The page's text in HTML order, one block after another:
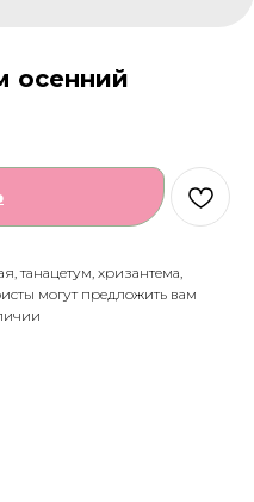
осенний
танацетум, хризантема,
могут предложить вам